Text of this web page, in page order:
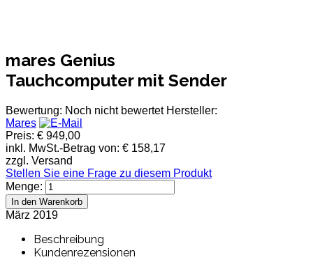
mares Genius
Tauchcomputer mit Sender
Bewertung: Noch nicht bewertet Hersteller:
Mares
Preis: € 949,00
inkl. MwSt.-Betrag von: € 158,17
zzgl. Versand
Stellen Sie eine Frage zu diesem Produkt
Menge:
März 2019
Beschreibung
Kundenrezensionen